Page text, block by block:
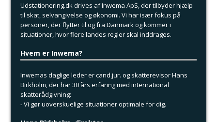
Udstationering.dk drives af Inwema ApS, der tilbyder hjælp
til skat, selvangivelse og økonomi. Vi har især fokus på
personer, der flytter til og fra Danmark og kommer i
situationer, hvor flere landes regler skal inddrages.
Hvem er Inwema?
Inwemas daglige leder er cand.jur. og skatterevisor Hans
Birkholm, der har 30 års erfaring med international
skatterådgivning:
- Vi gør uoverskuelige situationer optimale for dig.